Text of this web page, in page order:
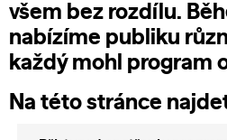
všem bez rozdílu.
nabízíme publiku
každý mohl program
Na této stránce